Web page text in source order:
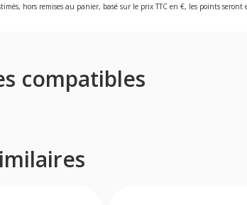
hors remises au panier, basé sur le prix TTC en €, les points
compatibles